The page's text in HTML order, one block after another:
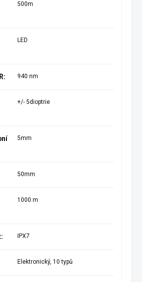
500m
LED
940 nm
+/- 5dioptrie
5mm
50mm
1000 m
IPX7
Elektronický, 10 typů